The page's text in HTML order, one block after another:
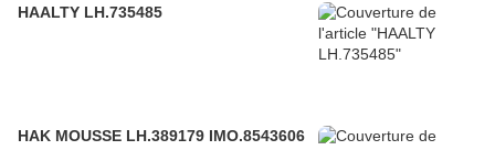
HAALTY LH.735485
HAK MOUSSE LH.389179 IMO.8543606